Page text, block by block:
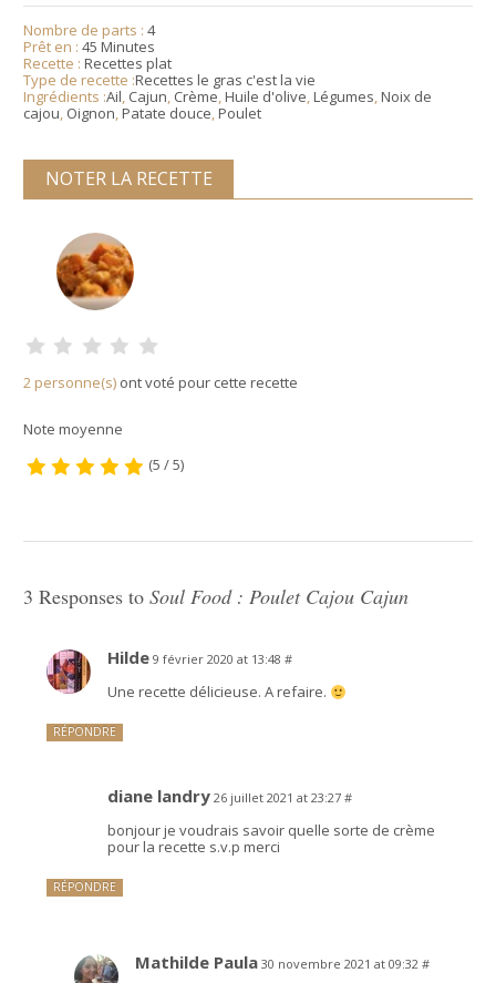
Nombre de parts :4
Prêt en :45 Minutes
Recette :Recettes plat
Type de recette :Recettes le gras c'est la vie
Ingrédients :Ail, Cajun, Crème,Huile d'olive,Légumes,Noix de
cajou, Oignon,Patate douce,Poulet
NOTER LA RECETTE
2 personne(s) ont voté pour cette recette
Note moyenne
(5 / 5)
3 Responses toSoul Food : Poulet Cajou Cajun
Hilde 9 février 2020 at 13:48 #
Une recette délicieuse. A refaire.
RÉPONDRE
diane landry 26 juillet 2021 at 23:27 #
bonjour je voudrais savoir quelle sorte de crème
pour la recette s.v.p merci
RÉPONDRE
Mathilde Paula 30 novembre 2021 at 09:32 #